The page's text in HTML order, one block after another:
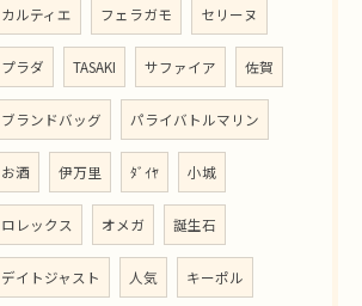
カルティエ フェラガモ セリーヌ
プラダ TASAKI サファイア 佐賀
ブランドバッグ パライバトルマリン
お酒 伊万里 ﾀﾞｲﾔ 小城
ロレックス オメガ 誕生石
デイトジャスト 人気 キーポル